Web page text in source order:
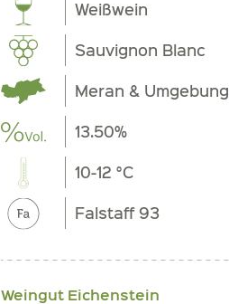
Weißwein
Sauvignon Blanc
Meran & Umgebung
13.50%
10-12 °C
Falstaff 93
Weingut Eichenstein